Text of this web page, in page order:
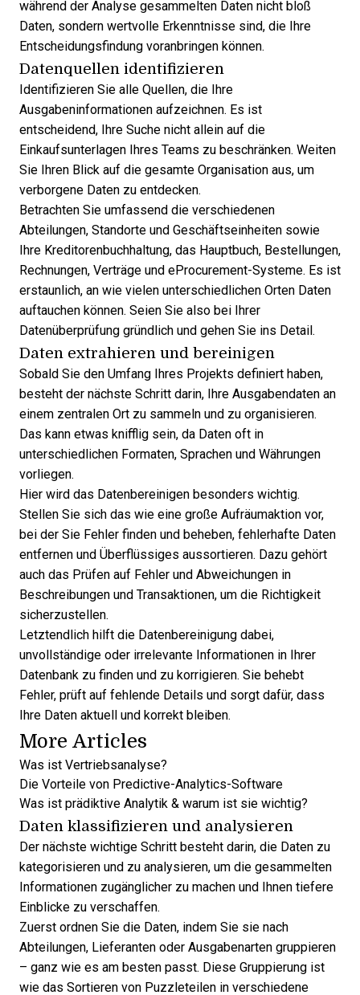
während der Analyse gesammelten Daten nicht bloß
Daten, sondern wertvolle Erkenntnisse sind, die Ihre
Entscheidungsfindung voranbringen können.
Datenquellen identifizieren
Identifizieren Sie alle Quellen, die Ihre
Ausgabeninformationen aufzeichnen. Es ist
entscheidend, Ihre Suche nicht allein auf die
Einkaufsunterlagen Ihres Teams zu beschränken. Weiten
Sie Ihren Blick auf die gesamte Organisation aus, um
verborgene Daten zu entdecken.
Betrachten Sie umfassend die verschiedenen
Abteilungen, Standorte und Geschäftseinheiten sowie
Ihre Kreditorenbuchhaltung, das Hauptbuch, Bestellungen,
Rechnungen, Verträge und eProcurement-Systeme. Es ist
erstaunlich, an wie vielen unterschiedlichen Orten Daten
auftauchen können. Seien Sie also bei Ihrer
Datenüberprüfung gründlich und gehen Sie ins Detail.
Daten extrahieren und bereinigen
Sobald Sie den Umfang Ihres Projekts definiert haben,
besteht der nächste Schritt darin, Ihre Ausgabendaten an
einem zentralen Ort zu sammeln und zu organisieren.
Das kann etwas knifflig sein, da Daten oft in
unterschiedlichen Formaten, Sprachen und Währungen
vorliegen.
Hier wird das Datenbereinigen besonders wichtig.
Stellen Sie sich das wie eine große Aufräumaktion vor,
bei der Sie Fehler finden und beheben, fehlerhafte Daten
entfernen und Überflüssiges aussortieren. Dazu gehört
auch das Prüfen auf Fehler und Abweichungen in
Beschreibungen und Transaktionen, um die Richtigkeit
sicherzustellen.
Letztendlich hilft die Datenbereinigung dabei,
unvollständige oder irrelevante Informationen in Ihrer
Datenbank zu finden und zu korrigieren. Sie behebt
Fehler, prüft auf fehlende Details und sorgt dafür, dass
Ihre Daten aktuell und korrekt bleiben.
More Articles
Was ist Vertriebsanalyse?
Die Vorteile von Predictive-Analytics-Software
Was ist prädiktive Analytik & warum ist sie wichtig?
Daten klassifizieren und analysieren
Der nächste wichtige Schritt besteht darin, die Daten zu
kategorisieren und zu analysieren, um die gesammelten
Informationen zugänglicher zu machen und Ihnen tiefere
Einblicke zu verschaffen.
Zuerst ordnen Sie die Daten, indem Sie sie nach
Abteilungen, Lieferanten oder Ausgabenarten gruppieren
– ganz wie es am besten passt. Diese Gruppierung ist
wie das Sortieren von Puzzleteilen in verschiedene